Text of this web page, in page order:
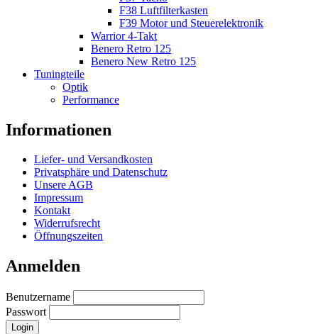
F38 Luftfilterkasten
F39 Motor und Steuerelektronik
Warrior 4-Takt
Benero Retro 125
Benero New Retro 125
Tuningteile
Optik
Performance
Informationen
Liefer- und Versandkosten
Privatsphäre und Datenschutz
Unsere AGB
Impressum
Kontakt
Widerrufsrecht
Öffnungszeiten
Anmelden
Benutzername
Passwort
Login